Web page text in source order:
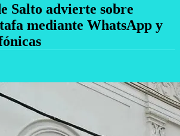
Salto advierte sobre
mediante WhatsApp y